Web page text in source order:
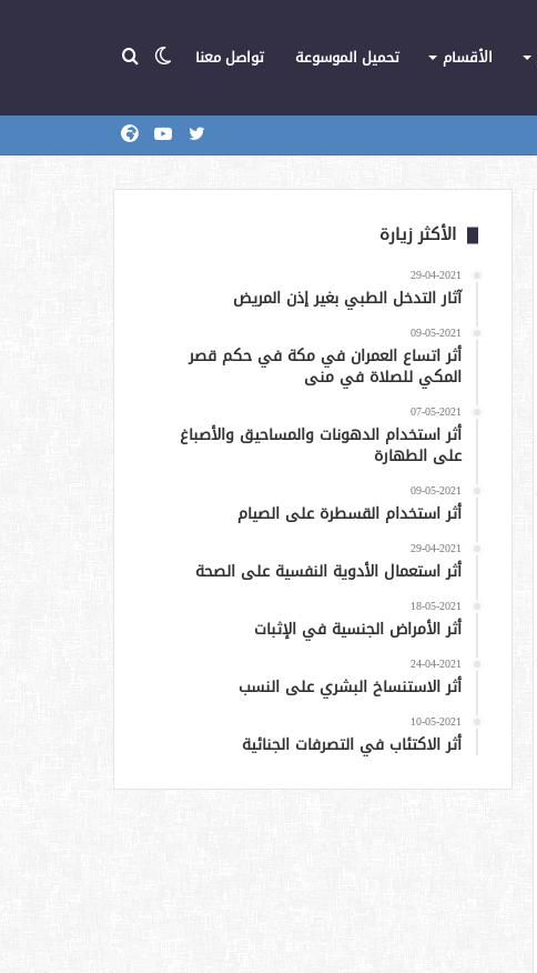
الأقسام تحميل الموسوعة تواصل معنا الوضع
يوتيوب تويتر
الأكثر زيارة
29-04-2021
آثار التدخل الطبي بغير إذن المريض
09-05-2021
أثر اتساع العمران في مكة في حكم قصر
المكي للصلاة في منى
07-05-2021
أثر استخدام الدهونات والمساحيق والأصباغ
على الطهارة
09-05-2021
أثر استخدام القسطرة على الصيام
29-04-2021
أثر استعمال الأدوية النفسية على الصحة
18-05-2021
أثر الأمراض الجنسية في الإثبات
24-04-2021
أثر الاستنساخ البشري على النسب
10-05-2021
أثر الاكتئاب في التصرفات الجنائية